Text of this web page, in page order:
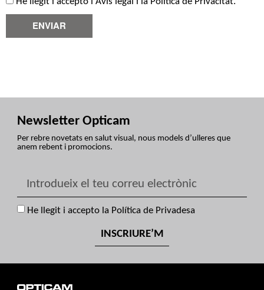
ENVIAR
Newsletter Opticam
Per rebre novetats en salut visual, nous models d’ulleres que
anem rebent i promocions.
He llegit i accepto la Política de Privadesa
INSCRIURE’M